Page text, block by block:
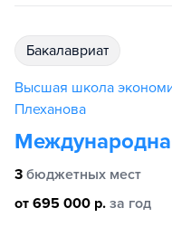
бакалавриат
Высшая школа
Плеханова
3 бюджетных мест
от 695 000 р. за год